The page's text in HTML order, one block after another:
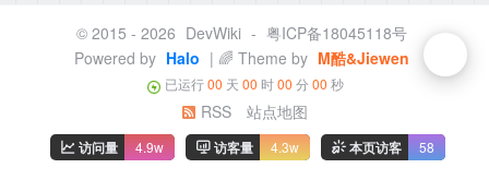
© 2015 - 2026 DevWiki - 粤ICP备18045118号
Powered by Halo | 🌈 Theme by M酷&Jiewen
已运行00 天 00 时00 分 00 秒
RSS 站点地图
访问量 4.9w 访客量 4.3w 本页访客 58